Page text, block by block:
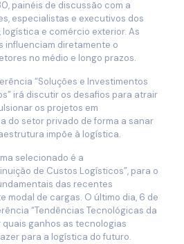
painéis de discussão com a
especialistas e executivos dos
e comércio exterior. As
influenciam diretamente o
no médio e longo prazos.
“Soluções e Investimentos
irá discutir os desafios para atrair
os projetos em
do setor privado de forma a sanar
impõe à logística.
selecionado é a
de Custos Logísticos”, para o
das recentes
modal de cargas. O último dia, 6 de
“Tendências Tecnológicas da
ganhos as tecnologias
para a logística do futuro.